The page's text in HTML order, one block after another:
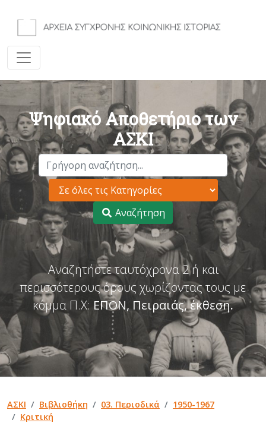
Ψηφιακό Αποθετήριο των
ΑΣΚΙ
Αναζήτηση
Αναζητήστε ταυτόχρονα 2 ή και
περισσότερους όρους χωρίζοντας τους με
κόμμα Π.Χ: ΕΠΟΝ, Πειραιάς, έκθεση.
ΑΣΚΙ Βιβλιοθήκη 03. Περιοδικά
1950-1967
Κριτική